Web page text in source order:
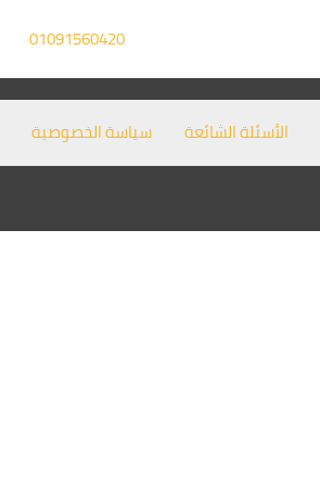
01091560420
الأسئلة الشائعة سياسة الخصوصية